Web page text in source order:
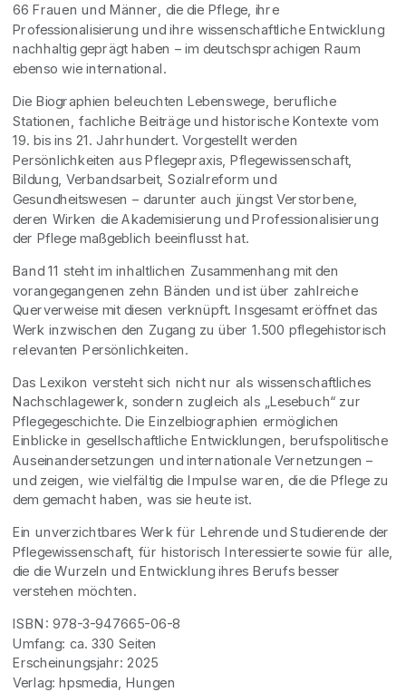
66 Frauen und Männer, die die Pflege, ihre
Professionalisierung und ihre wissenschaftliche Entwicklung
nachhaltig geprägt haben – im deutschsprachigen Raum
ebenso wie international.
Die Biographien beleuchten Lebenswege, berufliche
Stationen, fachliche Beiträge und historische Kontexte vom
19. bis ins 21. Jahrhundert. Vorgestellt werden
Persönlichkeiten aus Pflegepraxis, Pflegewissenschaft,
Bildung, Verbandsarbeit, Sozialreform und
Gesundheitswesen – darunter auch jüngst Verstorbene,
deren Wirken die Akademisierung und Professionalisierung
der Pflege maßgeblich beeinflusst hat.
Band 11 steht im inhaltlichen Zusammenhang mit den
vorangegangenen zehn Bänden und ist über zahlreiche
Querverweise mit diesen verknüpft. Insgesamt eröffnet das
Werk inzwischen den Zugang zu über 1.500 pflegehistorisch
relevanten Persönlichkeiten.
Das Lexikon versteht sich nicht nur als wissenschaftliches
Nachschlagewerk, sondern zugleich als „Lesebuch“ zur
Pflegegeschichte. Die Einzelbiographien ermöglichen
Einblicke in gesellschaftliche Entwicklungen, berufspolitische
Auseinandersetzungen und internationale Vernetzungen –
und zeigen, wie vielfältig die Impulse waren, die die Pflege zu
dem gemacht haben, was sie heute ist.
Ein unverzichtbares Werk für Lehrende und Studierende der
Pflegewissenschaft, für historisch Interessierte sowie für alle,
die die Wurzeln und Entwicklung ihres Berufs besser
verstehen möchten.
ISBN: 978-3-947665-06-8
Umfang: ca. 330 Seiten
Erscheinungsjahr: 2025
Verlag: hpsmedia, Hungen